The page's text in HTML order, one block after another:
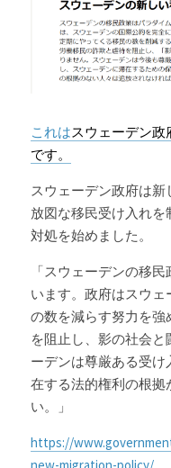
これはスウェーデン
です。
スウェーデン政府は
放図な移民受け入れ
対処を始めました。
「スウェーデンの移
います。政府はスウ
の数を減らす努力を
を阻止し、影の社会
ーデンは尊厳ある受
在する法的権利の根
い。」
https://